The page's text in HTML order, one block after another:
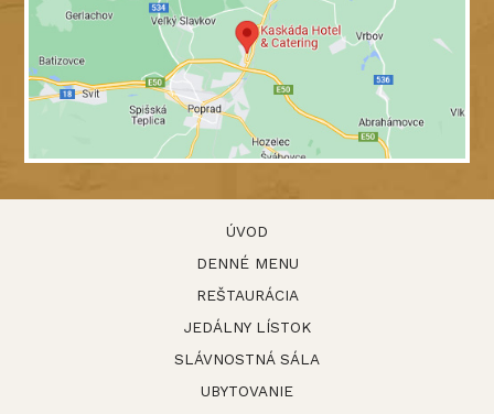
ÚVOD
DENNÉ MENU
REŠTAURÁCIA
JEDÁLNY LÍSTOK
SLÁVNOSTNÁ SÁLA
UBYTOVANIE